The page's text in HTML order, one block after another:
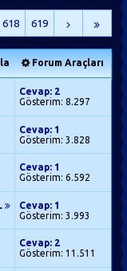
618 619
Forum Araçları
Cevap: 2
Gösterim: 8.297
Cevap: 1
Gösterim: 3.828
Cevap: 1
Gösterim: 6.592
Cevap: 1
Gösterim: 3.993
Cevap: 2
Gösterim: 11.511